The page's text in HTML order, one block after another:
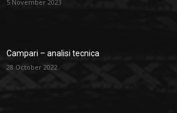
5 November 2023
Campari – analisi tecnica
28 October 2022